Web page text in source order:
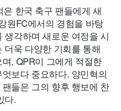
한국 축구 팬들에게 새
원FC에서의 경험을 바탕
생각하며 새로운 여정을 시
더욱 다양한 기회를 통해
, QPR이 그에게 적절한
보다 중요하다. 양민혁의
들은 그의 향후 행보에 찬
다.